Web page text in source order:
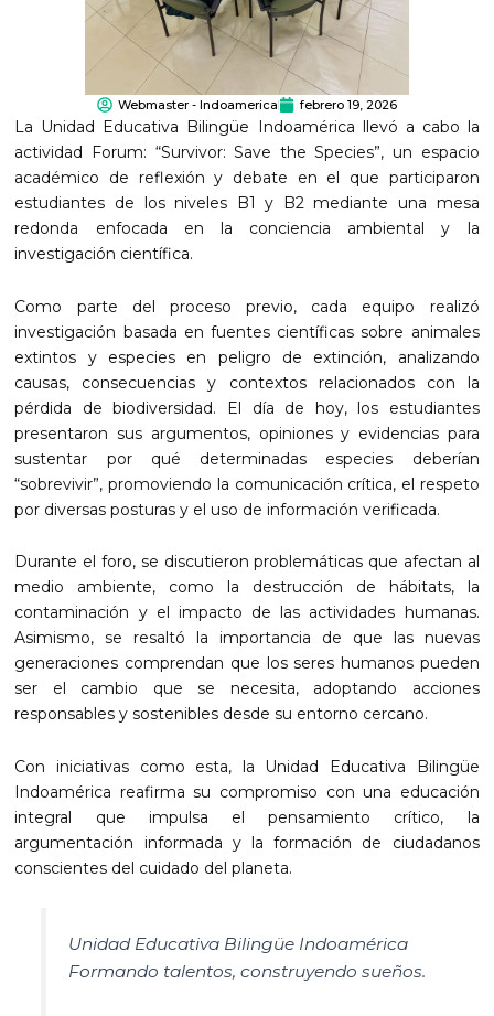
Webmaster - Indoamerica febrero 19, 2026
La Unidad Educativa Bilingüe Indoamérica llevó a cabo la
actividad Forum: “Survivor: Save the Species”, un espacio
académico de reflexión y debate en el que participaron
estudiantes de los niveles B1 y B2 mediante una mesa
redonda enfocada en la conciencia ambiental y la
investigación científica.
Como parte del proceso previo, cada equipo realizó
investigación basada en fuentes científicas sobre animales
extintos y especies en peligro de extinción, analizando
causas, consecuencias y contextos relacionados con la
pérdida de biodiversidad. El día de hoy, los estudiantes
presentaron sus argumentos, opiniones y evidencias para
sustentar por qué determinadas especies deberían
“sobrevivir”, promoviendo la comunicación crítica, el respeto
por diversas posturas y el uso de información verificada.
Durante el foro, se discutieron problemáticas que afectan al
medio ambiente, como la destrucción de hábitats, la
contaminación y el impacto de las actividades humanas.
Asimismo, se resaltó la importancia de que las nuevas
generaciones comprendan que los seres humanos pueden
ser el cambio que se necesita, adoptando acciones
responsables y sostenibles desde su entorno cercano.
Con iniciativas como esta, la Unidad Educativa Bilingüe
Indoamérica reafirma su compromiso con una educación
integral que impulsa el pensamiento crítico, la
argumentación informada y la formación de ciudadanos
conscientes del cuidado del planeta.
Unidad Educativa Bilingüe Indoamérica
Formando talentos, construyendo sueños.